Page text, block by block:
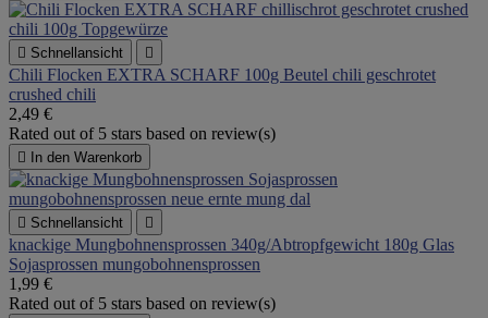
 Schnellansicht 
Chili Flocken EXTRA SCHARF 100g Beutel chili geschrotet
crushed chili
2,49 €
Rated out of 5 stars based on review(s)
 In den Warenkorb
 Schnellansicht 
knackige Mungbohnensprossen 340g/Abtropfgewicht 180g Glas
Sojasprossen mungobohnensprossen
1,99 €
Rated out of 5 stars based on review(s)